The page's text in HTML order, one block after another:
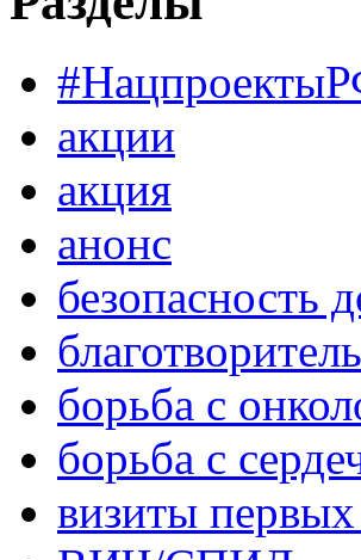
акции
акция
анонс
безопасность
борьба с
борьба с
визиты